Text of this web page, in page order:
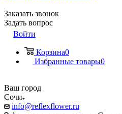
Заказать звонок
Задать вопрос
Войти
Корзина0
Избранные товары0
Ваш город
Сочи
info@reflexflower.ru